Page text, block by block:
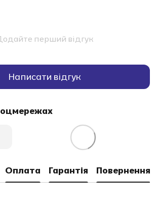
перший відгук
Написати відгук
Оплата Гарантія Повернення